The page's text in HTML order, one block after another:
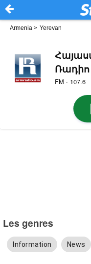
Armenia > Yerevan
Ռադիո
FM · 107.6
Les genres
Information News